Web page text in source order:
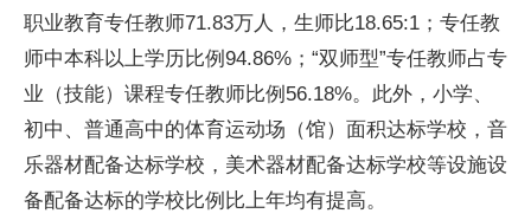
职业教育专任教师71.83万人，生师比18.65:1；专任教
师中本科以上学历比例94.86%；“双师型”专任教师占专
业（技能）课程专任教师比例56.18%。此外，小学、
初中、普通高中的体育运动场（馆）面积达标学校，音
乐器材配备达标学校，美术器材配备达标学校等设施设
备配备达标的学校比例比上年均有提高。